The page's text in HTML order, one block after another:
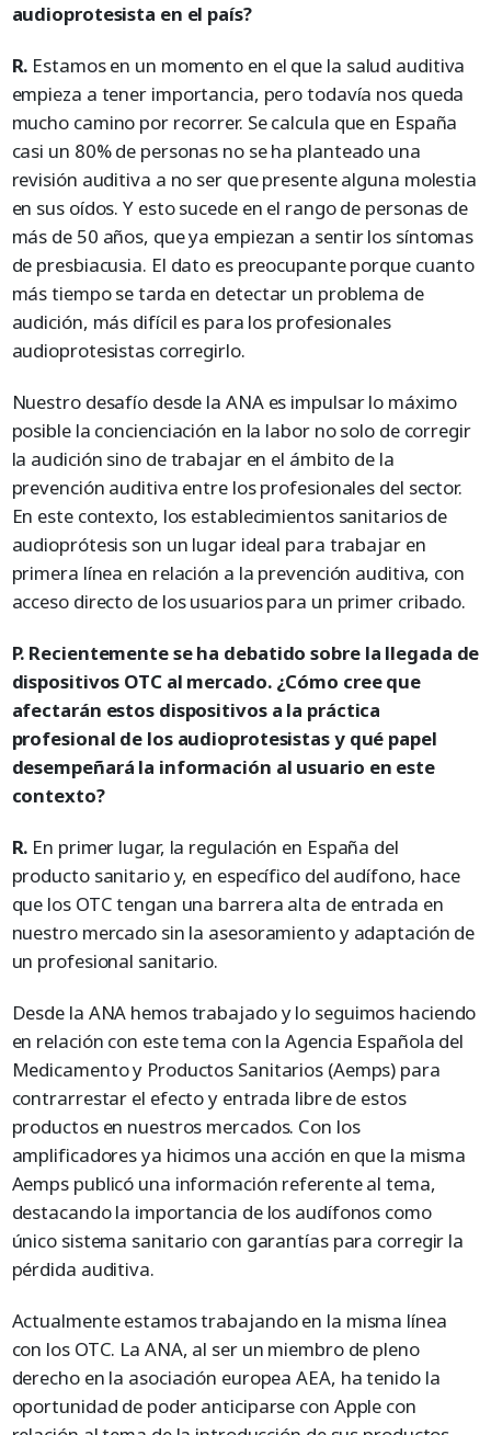
audioprotesista en el país?
R. Estamos en un momento en el que la salud auditiva
empieza a tener importancia, pero todavía nos queda
mucho camino por recorrer. Se calcula que en España
casi un 80% de personas no se ha planteado una
revisión auditiva a no ser que presente alguna molestia
en sus oídos. Y esto sucede en el rango de personas de
más de 50 años, que ya empiezan a sentir los síntomas
de presbiacusia. El dato es preocupante porque cuanto
más tiempo se tarda en detectar un problema de
audición, más difícil es para los profesionales
audioprotesistas corregirlo.
Nuestro desafío desde la ANA es impulsar lo máximo
posible la concienciación en la labor no solo de corregir
la audición sino de trabajar en el ámbito de la
prevención auditiva entre los profesionales del sector.
En este contexto, los establecimientos sanitarios de
audioprótesis son un lugar ideal para trabajar en
primera línea en relación a la prevención auditiva, con
acceso directo de los usuarios para un primer cribado.
P. Recientemente se ha debatido sobre la llegada de
dispositivos OTC al mercado. ¿Cómo cree que
afectarán estos dispositivos a la práctica
profesional de los audioprotesistas y qué papel
desempeñará la información al usuario en este
contexto?
R. En primer lugar, la regulación en España del
producto sanitario y, en específico del audífono, hace
que los OTC tengan una barrera alta de entrada en
nuestro mercado sin la asesoramiento y adaptación de
un profesional sanitario.
Desde la ANA hemos trabajado y lo seguimos haciendo
en relación con este tema con la Agencia Española del
Medicamento y Productos Sanitarios (Aemps) para
contrarrestar el efecto y entrada libre de estos
productos en nuestros mercados. Con los
amplificadores ya hicimos una acción en que la misma
Aemps publicó una información referente al tema,
destacando la importancia de los audífonos como
único sistema sanitario con garantías para corregir la
pérdida auditiva.
Actualmente estamos trabajando en la misma línea
con los OTC. La ANA, al ser un miembro de pleno
derecho en la asociación europea AEA, ha tenido la
oportunidad de poder anticiparse con Apple con